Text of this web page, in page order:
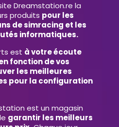
Dreamstation.re la
produits pour les
de simracing et les
informatiques.
est à votre écoute
fonction de vos
les meilleures
pour la configuration
est un magasin
garantir les meilleurs